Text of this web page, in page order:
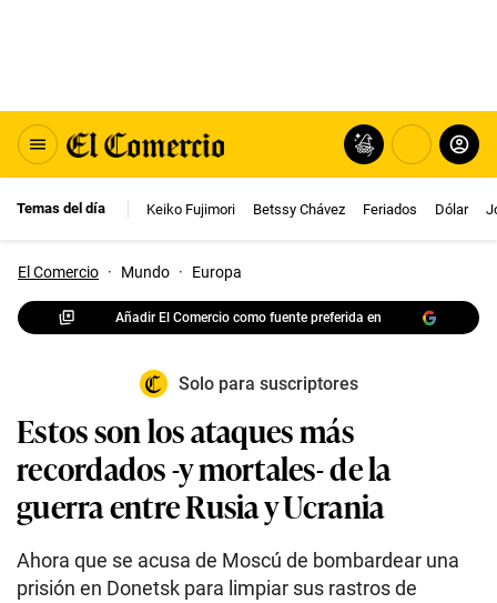
Temas del día Keiko Fujimori Betssy Chávez Feriados Dólar
El Comercio · Mundo · Europa
Añadir El Comercio como fuente preferida en
Solo para suscriptores
Estos son los ataques más
recordados -y mortales- de la
guerra entre Rusia y Ucrania
Ahora que se acusa de Moscú de bombardear una
prisión en Donetsk para limpiar sus rastros de